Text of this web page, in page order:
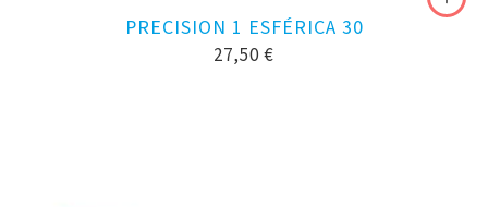
PRECISION 1 ESFÉRICA 30
27,50 €